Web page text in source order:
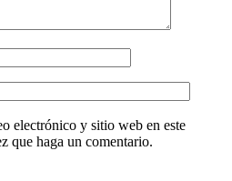
electrónico y sitio web en este
que haga un comentario.